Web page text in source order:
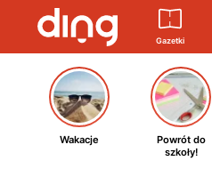
Gazetki
Wakacje
Powrót do
szkoły!